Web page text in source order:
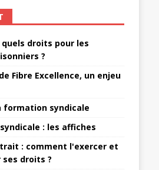
quels droits pour les
?
Fibre Excellence, un enjeu
formation syndicale
: les affiches
: comment l'exercer et
droits ?